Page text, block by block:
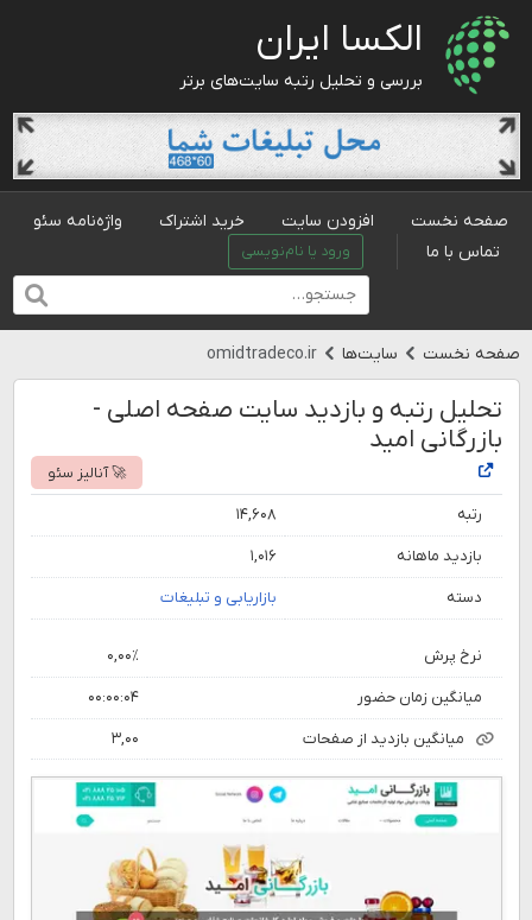
الکسا ایران
بررسی و تحلیل رتبه سایت‌های برتر
صفحه نخست افزودن سایت خرید اشتراک
واژه‌نامه سئو
تماس با ما
ورود یا نام‌نویسی
صفحه نخست سایت‌ها omidtradeco.ir
تحلیل رتبه و بازدید سایت صفحه اصلی -
بازرگانی امید
🚀 آنالیز سئو
رتبه ۱۴,۶۰۸
بازدید ماهانه ۱,۰۱۶
دسته بازاریابی و تبلیغات
نرخ پرش ۰,۰۰٪
میانگین زمان حضور ۰۰:۰۰:۰۴
میانگین بازدید از صفحات ۳,۰۰